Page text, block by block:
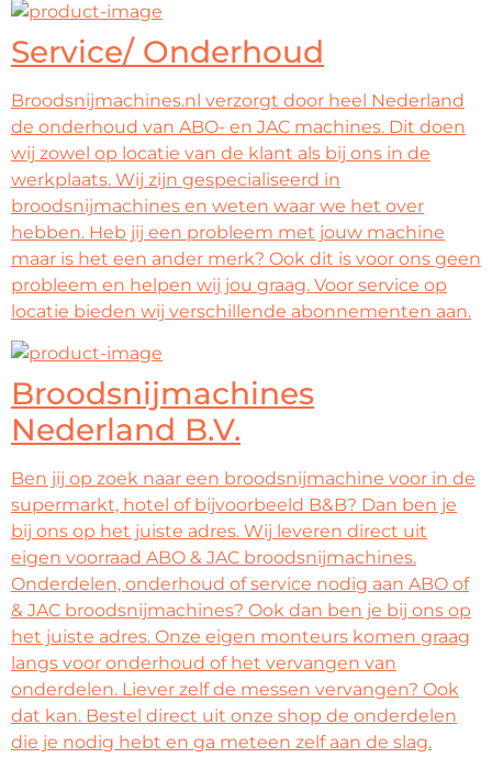
Service/ Onderhoud
Broodsnijmachines.nl verzorgt door heel Nederland
de onderhoud van ABO- en JAC machines. Dit doen
wij zowel op locatie van de klant als bij ons in de
werkplaats. Wij zijn gespecialiseerd in
broodsnijmachines en weten waar we het over
hebben. Heb jij een probleem met jouw machine
maar is het een ander merk? Ook dit is voor ons geen
probleem en helpen wij jou graag. Voor service op
locatie bieden wij verschillende abonnementen aan.
Broodsnijmachines
Nederland B.V.
Ben jij op zoek naar een broodsnijmachine voor in de
supermarkt, hotel of bijvoorbeeld B&B? Dan ben je
bij ons op het juiste adres. Wij leveren direct uit
eigen voorraad ABO & JAC broodsnijmachines.
Onderdelen, onderhoud of service nodig aan ABO of
& JAC broodsnijmachines? Ook dan ben je bij ons op
het juiste adres. Onze eigen monteurs komen graag
langs voor onderhoud of het vervangen van
onderdelen. Liever zelf de messen vervangen? Ook
dat kan. Bestel direct uit onze shop de onderdelen
die je nodig hebt en ga meteen zelf aan de slag.